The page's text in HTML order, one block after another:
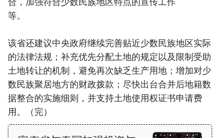
等。
该省还建议中央政府继续完善贴近少数民族地区实际
的法律法规；补充优先分配土地的规定以及限制受助
土地转让的机制，避免再次缺乏生产用地；增加对少
数民族聚居地方的财政拨款；尽快出台合并后地籍数
据整合的实施细则，并支持土地使用权证书申请费
用。（完）